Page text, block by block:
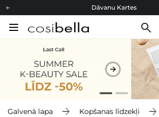
Dāvanu Kartes
Cosibella lojalitātes programma
Galvenā lapa Kopšanas līdzekļi